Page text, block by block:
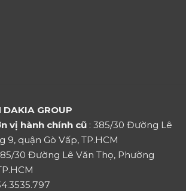
DAKIA GROUP
vị hành chính cũ : 385/30 Đường Lê
9, quận Gò Vấp, TP.HCM
30 Đường Lê Văn Thọ, Phường